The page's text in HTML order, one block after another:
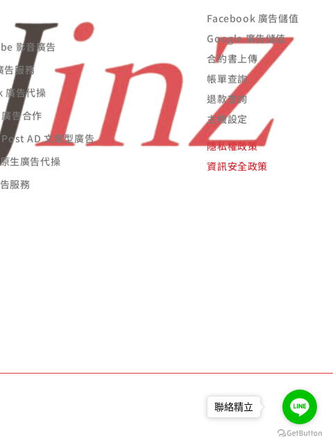
影音廣告
告服務
廣告代操
告合作
AD 文章型廣告
生廣告代操
服務
Facebook 廣告儲值
Google 廣告儲值
合約書上傳
帳單查詢
退款查詢
主機設定
隱私權政策
資訊安全政策
聯絡精立